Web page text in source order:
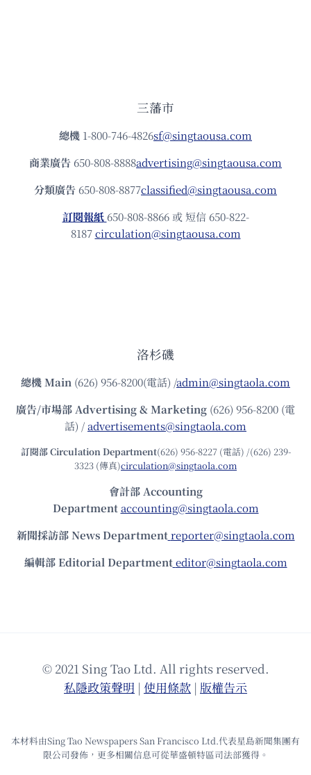
三藩市
總機 1-800-746-4826sf@singtaousa.com
商業廣告 650-808-8888advertising@singtaousa.com
分類廣告 650-808-8877classified@singtaousa.com
訂閱報紙 650-808-8866 或 短信 650-822-
8187circulation@singtaousa.com
洛杉磯
總機Main (626) 956-8200(電話) /admin@singtaola.com
廣告/市場部Advertising & Marketing (626) 956-8200 (電
話) /advertisements@singtaola.com
訂閱部 Circulation Department(626) 956-8227 (電話) /(626) 239-
3323 (傳真)circulation@singtaola.com
會計部 Accounting
Department accounting@singtaola.com
新聞採訪部 News Department reporter@singtaola.com
編輯部 Editorial Department editor@singtaola.com
© 2021 Sing Tao Ltd. All rights reserved.
私隱政策聲明 | 使⽤條款 | 版權告⽰
本材料由Sing Tao Newspapers San Francisco Ltd.代表星島新聞集團有
限公司發佈，更多相關信息可從華盛頓特區司法部獲得。